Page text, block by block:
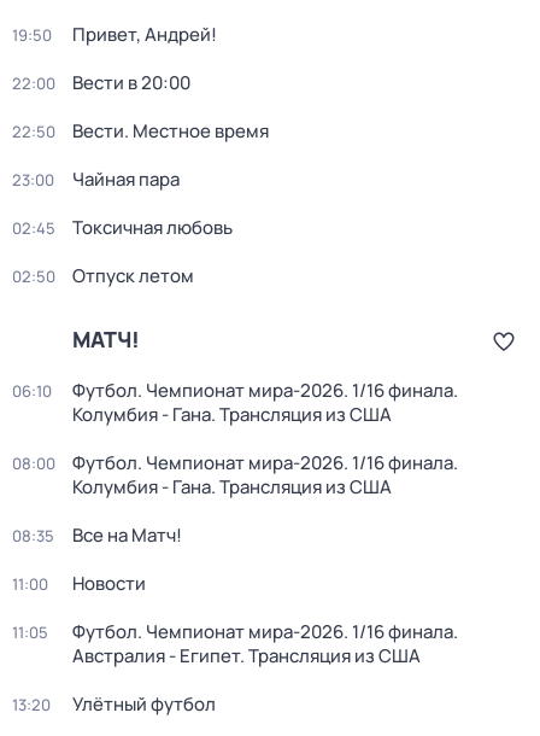
19:50 Привет, Андрей!
22:00 Вести в 20:00
22:50 Вести. Местное время
23:00 Чайная пара
02:45 Токсичная любовь
02:50 Отпуск летом
МАТЧ!
06:10
Футбол. Чемпионат мира-2026. 1/16 финала.
Колумбия - Гана. Трансляция из США
08:00
Футбол. Чемпионат мира-2026. 1/16 финала.
Колумбия - Гана. Трансляция из США
08:35 Все на Матч!
11:00 Новости
11:05
Футбол. Чемпионат мира-2026. 1/16 финала.
Австралия - Египет. Трансляция из США
13:20 Улётный футбол